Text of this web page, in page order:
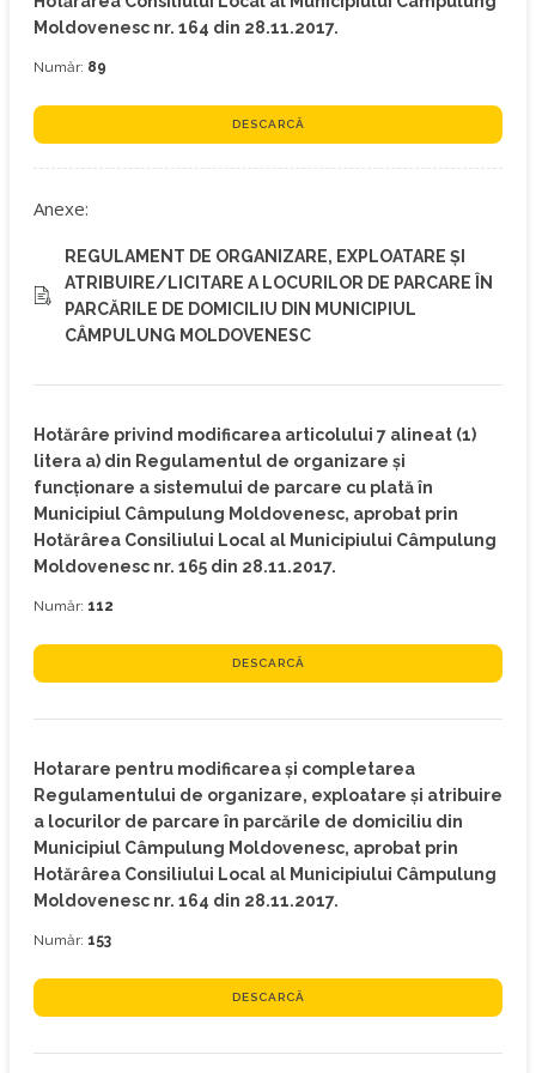
Moldovenesc nr. 164 din 28.11.2017.
Număr: 89
DESCARCĂ
Anexe:
REGULAMENT DE ORGANIZARE, EXPLOATARE ȘI
ATRIBUIRE/LICITARE A LOCURILOR DE PARCARE ÎN
PARCĂRILE DE DOMICILIU DIN MUNICIPIUL
CÂMPULUNG MOLDOVENESC
Hotărâre privind modificarea articolului 7 alineat (1)
litera a) din Regulamentul de organizare şi
funcţionare a sistemului de parcare cu plată în
Municipiul Câmpulung Moldovenesc, aprobat prin
Hotărârea Consiliului Local al Municipiului Câmpulung
Moldovenesc nr. 165 din 28.11.2017.
Număr: 112
DESCARCĂ
Hotarare pentru modificarea și completarea
Regulamentului de organizare, exploatare și atribuire
a locurilor de parcare în parcările de domiciliu din
Municipiul Câmpulung Moldovenesc, aprobat prin
Hotărârea Consiliului Local al Municipiului Câmpulung
Moldovenesc nr. 164 din 28.11.2017.
Număr: 153
DESCARCĂ